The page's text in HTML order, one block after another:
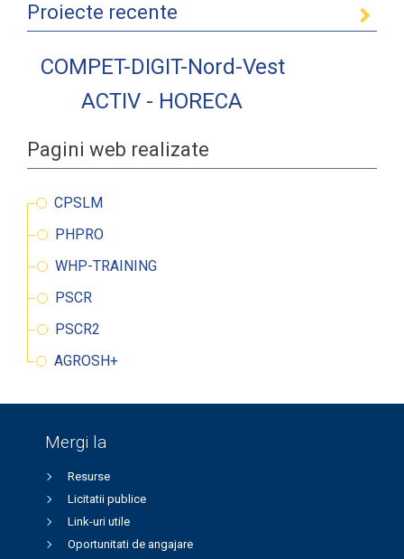
Proiecte recente
COMPET-DIGIT-Nord-Vest
ACTIV - HORECA
Pagini web realizate
CPSLM
PHPRO
WHP-TRAINING
PSCR
PSCR2
AGROSH+
Mergi la
Resurse
Licitatii publice
Link-uri utile
Oportunitati de angajare